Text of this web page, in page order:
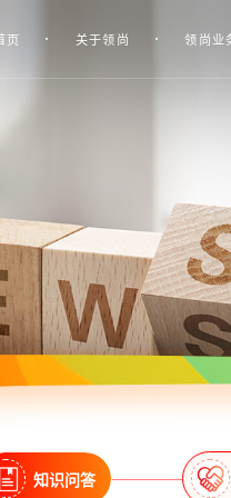
页 关于领尚 领尚业
知识问答